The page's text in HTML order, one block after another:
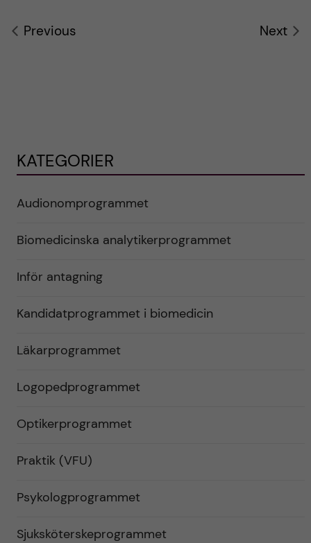
Previous Next
KATEGORIER
Audionomprogrammet
Biomedicinska analytikerprogrammet
Inför antagning
Kandidatprogrammet i biomedicin
Läkarprogrammet
Logopedprogrammet
Optikerprogrammet
Praktik (VFU)
Psykologprogrammet
Sjuksköterskeprogrammet